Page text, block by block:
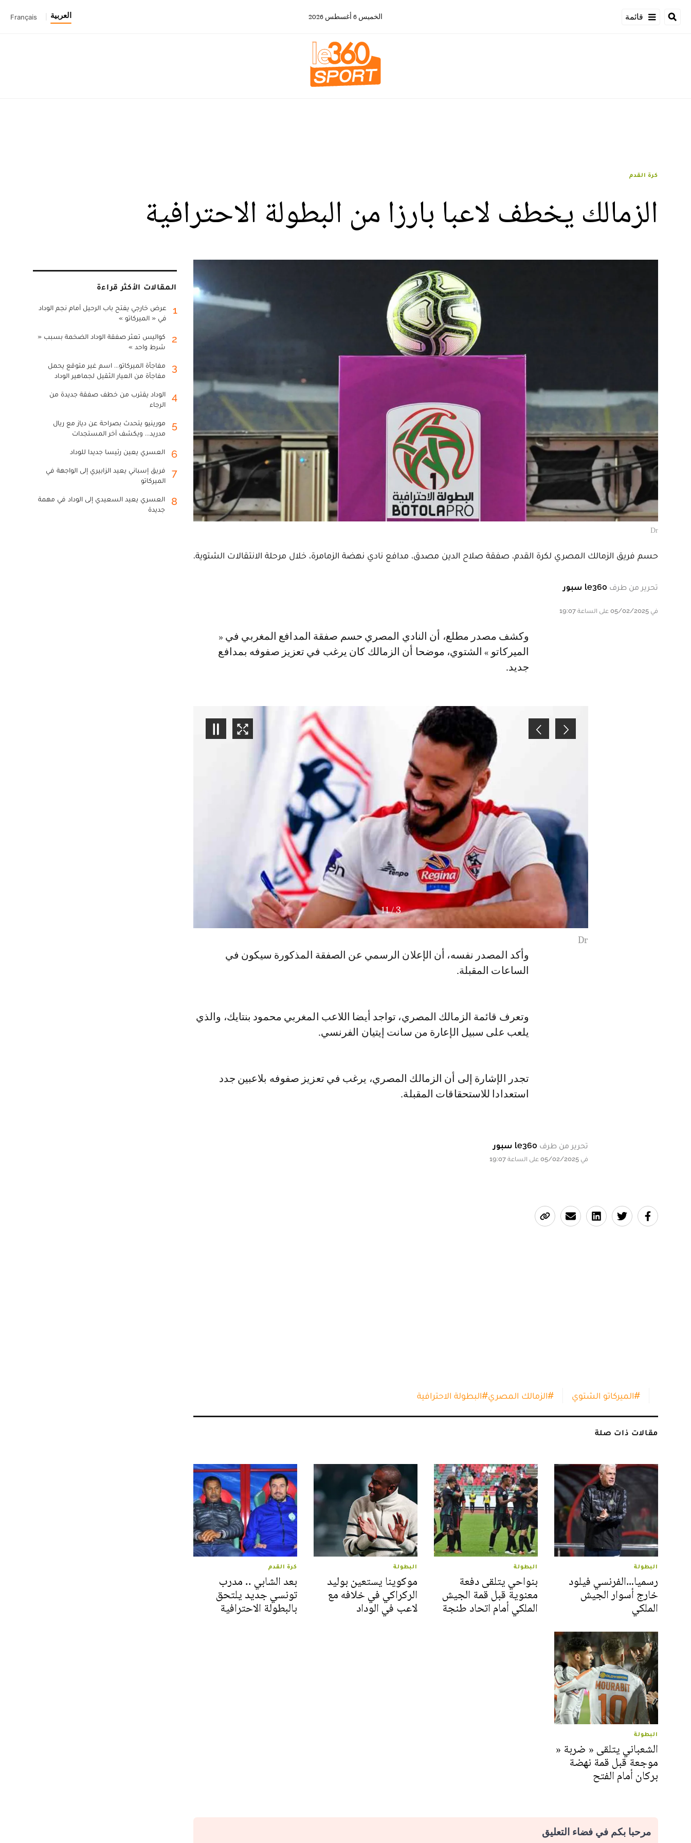
قائمة الخميس 6 أغسطس 2026 العربية Français
كرة القدم
الزمالك يخطف لاعبا بارزا من البطولة الاحترافية
Dr
حسم فريق الزمالك المصري لكرة القدم، صفقة صلاح الدين مصدق، مدافع نادي نهضة الزمامرة، خلال مرحلة الانتقالات الشتوية.
تحرير من طرف le360 سبور
في 05/02/2025 على الساعة 19:07
وكشف مصدر مطلع، أن النادي المصري حسم صفقة المدافع المغربي في «
الميركاتو » الشتوي، موضحا أن الزمالك كان يرغب في تعزيز صفوفه بمدافع
جديد.
4
/
11
Dr
وأكد المصدر نفسه، أن الإعلان الرسمي عن الصفقة المذكورة سيكون في
الساعات المقبلة.
وتعرف قائمة الزمالك المصري، تواجد أيضا اللاعب المغربي محمود بنتايك، والذي
يلعب على سبيل الإعارة من سانت إيتيان الفرنسي.
تجدر الإشارة إلى أن الزمالك المصري، يرغب في تعزيز صفوفه بلاعبين جدد
استعدادا للاستحقاقات المقبلة.
تحرير من طرف le360 سبور
في 05/02/2025 على الساعة 19:07
#الميركاتو الشتوي #الزمالك المصري#البطولة الاحترافية
مقالات ذات صلة
البطولة
رسميا…الفرنسي فيلود
خارج أسوار الجيش
الملكي
البطولة
بنواحي يتلقى دفعة
معنوية قبل قمة الجيش
الملكي أمام اتحاد طنجة
البطولة
موكوينا يستعين بوليد
الركراكي في خلافه مع
لاعب في الوداد
كرة القدم
بعد الشابي .. مدرب
تونسي جديد يلتحق
بالبطولة الاحترافية
البطولة
الشعباني يتلقى « ضربة «
موجعة قبل قمة نهضة
بركان أمام الفتح
مرحبا بكم في فضاء التعليق
المقالات الأكثر قراءة
1
عرض خارجي يفتح باب الرحيل أمام نجم الوداد
في « الميركاتو »
2
كواليس تعثر صفقة الوداد الضخمة بسبب «
شرط واحد »
3
مفاجأة الميركاتو... اسم غير متوقع يحمل
مفاجأة من العيار الثقيل لجماهير الوداد
4
الوداد يقترب من خطف صفقة جديدة من
الرجاء
5
مورينيو يتحدث بصراحة عن دياز مع ريال
مدريد... ويكشف آخر المستجدات
6 العسري يعين رئيسا جديدا للوداد
7
فريق إسباني يعيد الزابيري إلى الواجهة في
الميركاتو
8
العسري يعيد السعيدي إلى الوداد في مهمة
جديدة